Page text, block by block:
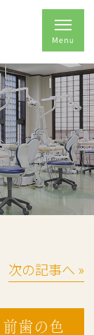
次の記事へ »
歯の色